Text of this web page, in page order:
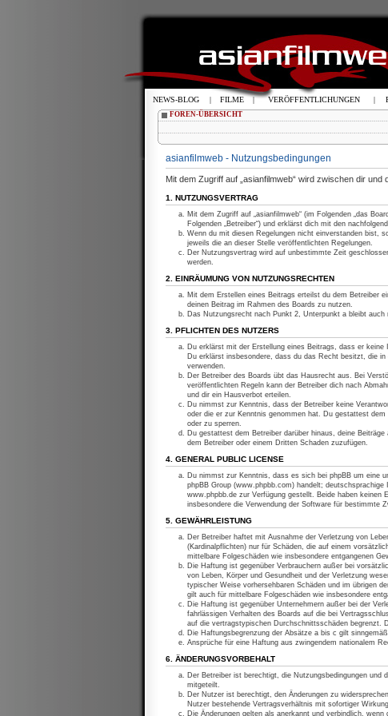
FOREN-ÜBERSICHT
asianfilmweb - Nutzungsbedingungen
Mit dem Zugriff auf „asianfilmweb“ wird zwischen dir
1. NUTZUNGSVERTRAG
Mit dem Zugriff auf „asianfilmweb“ (im Folgenden „das
Folgenden „Betreiber“) und erklärst dich mit den
Wenn du mit diesen Regelungen nicht einverstanden bist,
jeweils die an dieser Stelle veröffentlichten Regelungen.
Der Nutzungsvertrag wird auf unbestimmte Zeit
werden.
2. EINRÄUMUNG VON NUTZUNGSRECHTEN
Mit dem Erstellen eines Beitrags erteilst du dem Betreiber
deinen Beitrag im Rahmen des Boards zu nutzen.
Das Nutzungsrecht nach Punkt 2, Unterpunkt a bleibt
3. PFLICHTEN DES NUTZERS
Du erklärst mit der Erstellung eines Beitrags, dass er
Du erklärst insbesondere, dass du das Recht besitzt, die
verwenden.
Der Betreiber des Boards übt das Hausrecht aus. Bei
veröffentlichten Regeln kann der Betreiber dich nach
und dir ein Hausverbot erteilen.
Du nimmst zur Kenntnis, dass der Betreiber keine
oder die er zur Kenntnis genommen hat. Du gestattest
oder zu sperren.
Du gestattest dem Betreiber darüber hinaus, deine
dem Betreiber oder einem Dritten Schaden zuzufügen.
4. GENERAL PUBLIC LICENSE
Du nimmst zur Kenntnis, dass es sich bei phpBB um eine
phpBB Group (www.phpbb.com) handelt;
www.phpbb.de zur Verfügung gestellt. Beide haben
insbesondere die Verwendung der Software für bestimmte
5. GEWÄHRLEISTUNG
Der Betreiber haftet mit Ausnahme der Verletzung von
(Kardinalpflichten) nur für Schäden, die auf einem
mittelbare Folgeschäden wie insbesondere entgangenen
Die Haftung ist gegenüber Verbrauchern außer bei
von Leben, Körper und Gesundheit und der Verletzung
typischer Weise vorhersehbaren Schäden und im übrigen
gilt auch für mittelbare Folgeschäden wie insbesondere
Die Haftung ist gegenüber Unternehmern außer bei der
fahrlässigen Verhalten des Boards auf die bei
auf die vertragstypischen Durchschnittsschäden begrenzt.
Die Haftungsbegrenzung der Absätze a bis c gilt
Ansprüche für eine Haftung aus zwingendem nationalem
6. ÄNDERUNGSVORBEHALT
Der Betreiber ist berechtigt, die Nutzungsbedingungen und
mitgeteilt.
Der Nutzer ist berechtigt, den Änderungen zu
Nutzer bestehende Vertragsverhältnis mit sofortiger
Die Änderungen gelten als anerkannt und verbindlich,
NEWS-BLOG | FILME | VERÖFFENTLICHUNGEN |